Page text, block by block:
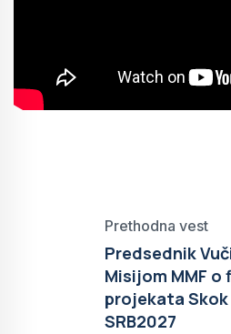
Prethodna vest
Predsednik
Misijom MMF
projekata
SRB2027